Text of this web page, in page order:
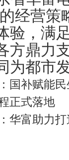
经营策
验，满
方鼎力
为都市
国补赋能
正式落地
华富助力打